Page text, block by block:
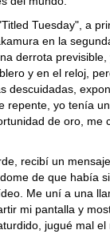
Tuesday", a
en la
derrota
y en el reloj,
descuidadas,
repente, yo tenía
de oro, me
recibí un
de que había
Me uní a una
mi pantalla y
jugué mal